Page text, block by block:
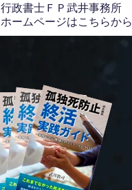
行政書士ＦＰ武井事務所
ホームページはこちらから